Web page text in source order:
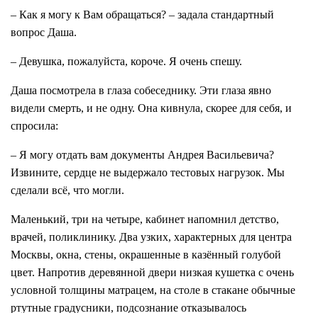
– Как я могу к Вам обращаться? – задала стандартный
вопрос Даша.
– Девушка, пожалуйста, короче. Я очень спешу.
Даша посмотрела в глаза собеседнику. Эти глаза явно
видели смерть, и не одну. Она кивнула, скорее для себя, и
спросила:
– Я могу отдать вам документы Андрея Васильевича?
Извините, сердце не выдержало тестовых нагрузок. Мы
сделали всё, что могли.
Маленький, три на четыре, кабинет напомнил детство,
врачей, поликлинику. Два узких, характерных для центра
Москвы, окна, стены, окрашенные в казённый голубой
цвет. Напротив деревянной двери низкая кушетка с очень
условной толщины матрацем, на столе в стакане обычные
ртутные градусники, подсознание отказывалось